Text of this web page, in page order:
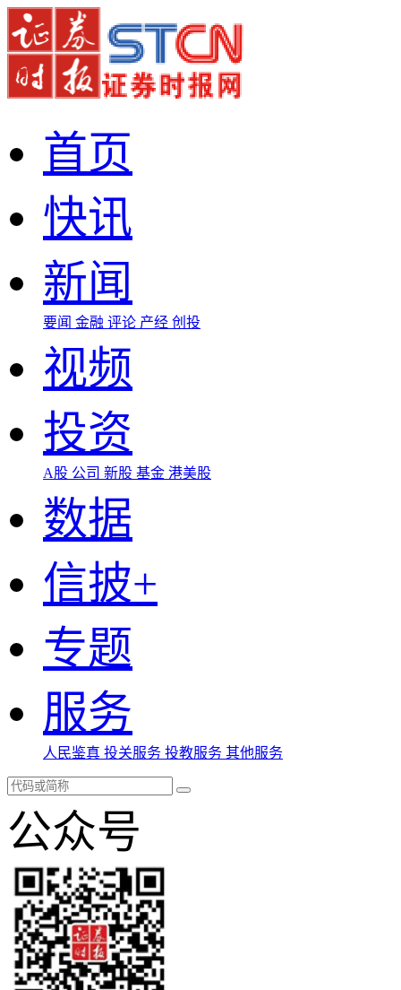
首页
快讯
新闻
要闻 金融 评论 产经 创投
视频
投资
A股 公司 新股 基金 港美股
数据
信披+
专题
服务
人民鉴真 投关服务 投教服务 其他服务
公众号